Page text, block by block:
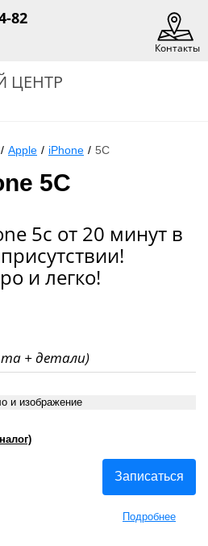
82
Контакты
ЦЕНТР
/ Apple / iPhone / 5C
5C
5c от 20 минут в
и легко!
+ детали)
и изображение
Записаться
Подробнее